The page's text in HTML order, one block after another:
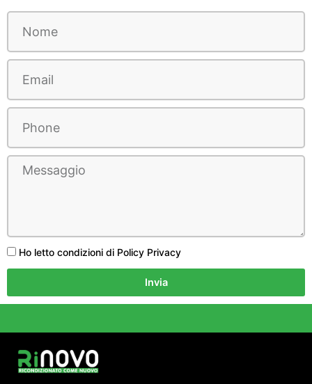
Ho letto condizioni di Policy Privacy
Invia